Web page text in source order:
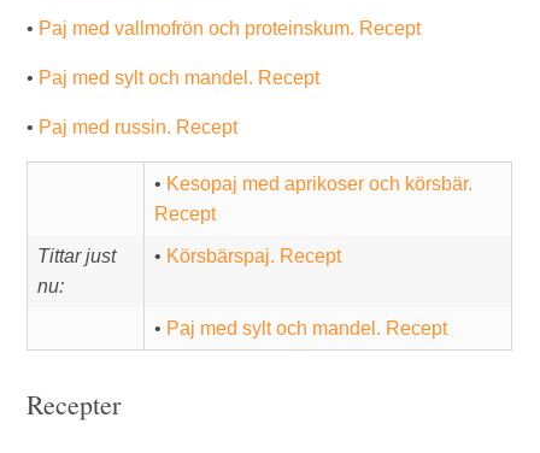
• Paj med vallmofrön och proteinskum. Recept
• Paj med sylt och mandel. Recept
• Paj med russin. Recept
• Kesopaj med aprikoser och körsbär.
Recept
Tittar just
nu:
• Körsbärspaj. Recept
• Paj med sylt och mandel. Recept
Recepter